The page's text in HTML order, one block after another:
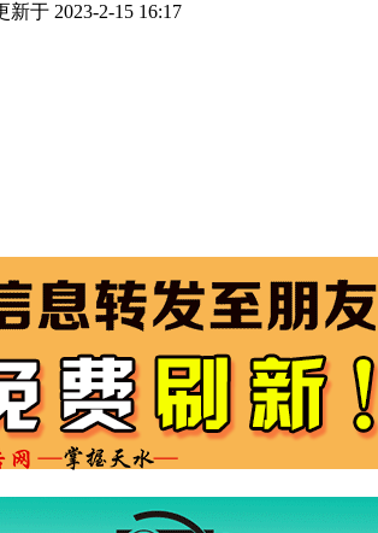
新于 2023-2-15 16:17